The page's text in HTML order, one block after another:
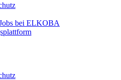
bei ELKOBA